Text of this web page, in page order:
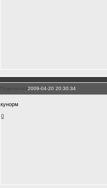
Поделиться2009-04-20 20:30:34
кунорм
0